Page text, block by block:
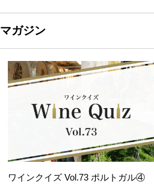
マガジン
ワインクイズ Vol.73 ポルトガル④